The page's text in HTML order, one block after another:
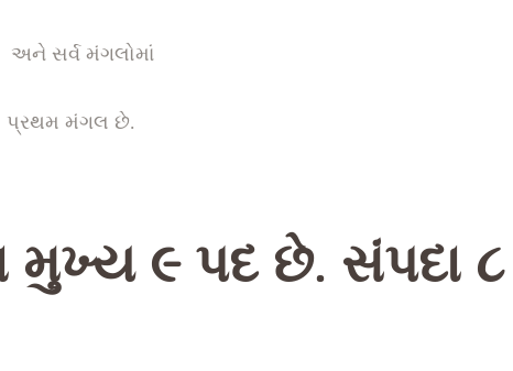
સર્વ મંગલોમાં
મંગલ છે.
મુખ્ય ૯ પદ છે. સંપદા ૮